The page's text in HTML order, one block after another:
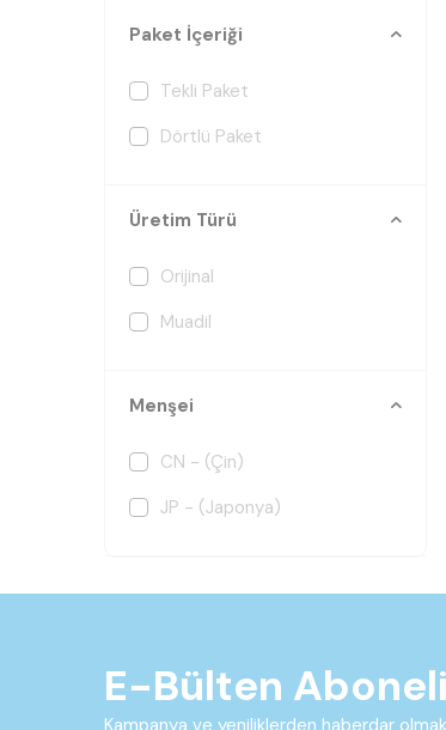
Paket İçeriği
Tekli Paket
Dörtlü Paket
Üretim Türü
Orijinal
Muadil
Menşei
CN - (Çin)
JP - (Japonya)
E-Bülten
Kampanya ve yeniliklerden haberdar